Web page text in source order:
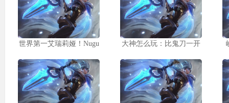
世界第一艾瑞莉娅！Nugu 大神怎么玩：比鬼刀一开